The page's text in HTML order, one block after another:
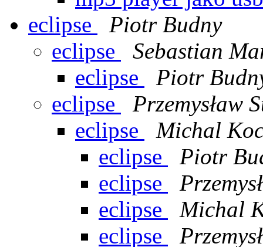
eclipse
Piotr Budny
eclipse
Sebastian
eclipse
Piotr
eclipse
Przemysław
eclipse
Michal
eclipse
Piotr
eclipse
eclipse
Michal
eclipse